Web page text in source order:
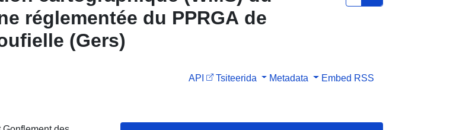
réglementée du PPRGA de
(Gers)
API Tsiteerida Metadata Embed RSS